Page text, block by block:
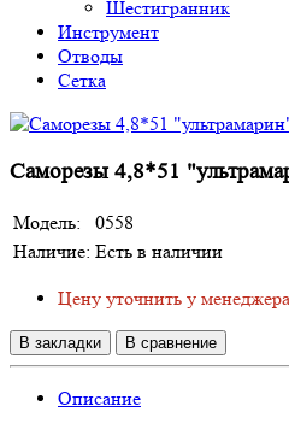
Шестигранник
Инструмент
Отводы
Сетка
Саморезы 4,8*51
Модель:
0558
Наличие: Есть в наличии
Цену уточнить у менеджера
В закладки В сравнение
Описание